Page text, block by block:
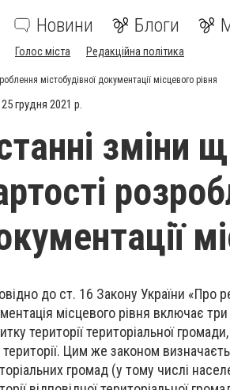
Новини Блоги
Голос міста Редакційна політика
містобудівної документації місцевого рівня
грудня 2021 р.
зміни
до ст. 16 Закону України «Про
місцевого рівня включає
території територіальної
території. Цим же законом
громад (у тому числі